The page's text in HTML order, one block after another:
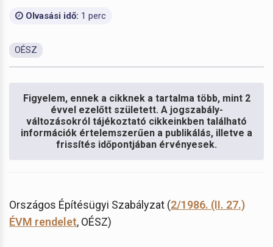
Olvasási idő: 1 perc
OÉSZ
Figyelem, ennek a cikknek a tartalma több, mint 2
évvel ezelőtt született. A jogszabály-
változásokról tájékoztató cikkeinkben található
információk értelemszerűen a publikálás, illetve a
frissítés időpontjában érvényesek.
Országos Építésügyi Szabályzat (2/1986. (II. 27.)
ÉVM rendelet, OÉSZ)